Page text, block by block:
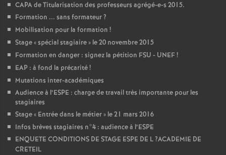
CAPAde Titularisation des professeurs agrégé-e-s 2015.
Formation ... sans formateur?
Mobilisation pour la formation !
Stage «spécial stagiaire» le 20 novembre 2015
Formation en danger : signez la pétition FSU - UNEF!
EAP : à fond la précarité!
Mutations inter-académiques
Audience à l’ESPE : charge de travail très importante pour les
stagiaires
Stage « Entrée dans le métier» le 21 mars 2016
Infos brèves stagiaires n°4 : audience à l’ESPE
ENQUETE CONDITIONS DE STAGE ESPE DE L?ACADEMIE DE
CRETEIL